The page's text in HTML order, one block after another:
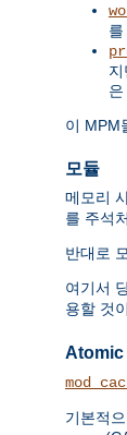
이 MPM
모듈
메모리
를 주석
반대로
여기서
용할 것
Atomic
기본적